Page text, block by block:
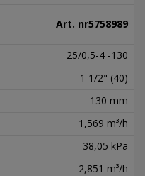
Art. nr5758989
25/0,5-4 -130
1 1/2" (40)
130 mm
1,569 m³/h
38,05 kPa
2,851 m³/h